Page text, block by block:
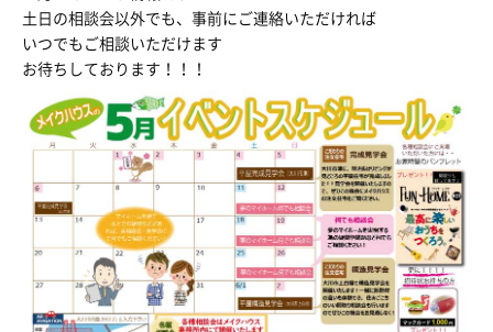
土日の相談会以外でも、事前にご連絡いただければ
いつでもご相談いただけます
お待ちしております！！！